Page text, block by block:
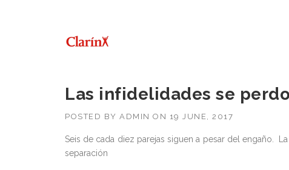
Las infidelidades se
POSTED BY ADMIN ON 19 JUNE, 2017
Seis de cada diez parejas siguen a pesar del engaño.
separación